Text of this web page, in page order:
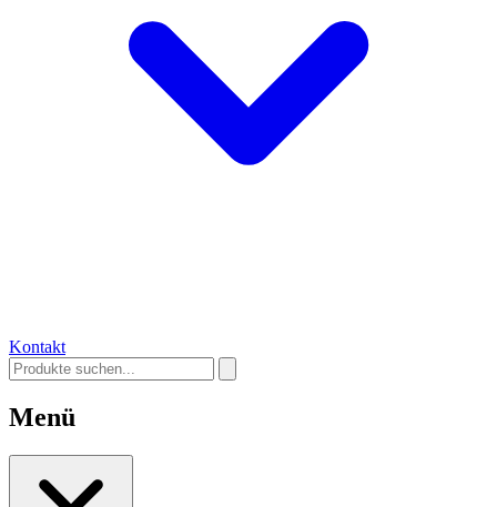
Kontakt
Menü